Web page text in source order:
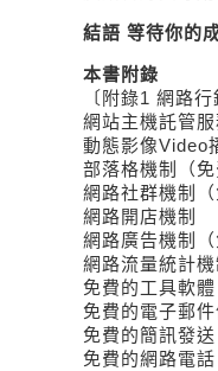
結語 等待你的
本書附錄
〔附錄1 網路行
網站主機託管服
動態影像Video
部落格機制（免
網路社群機制（
網路開店機制
網路廣告機制（
網路流量統計機
免費的工具軟體
免費的電子郵
免費的簡訊發送
免費的網路電話